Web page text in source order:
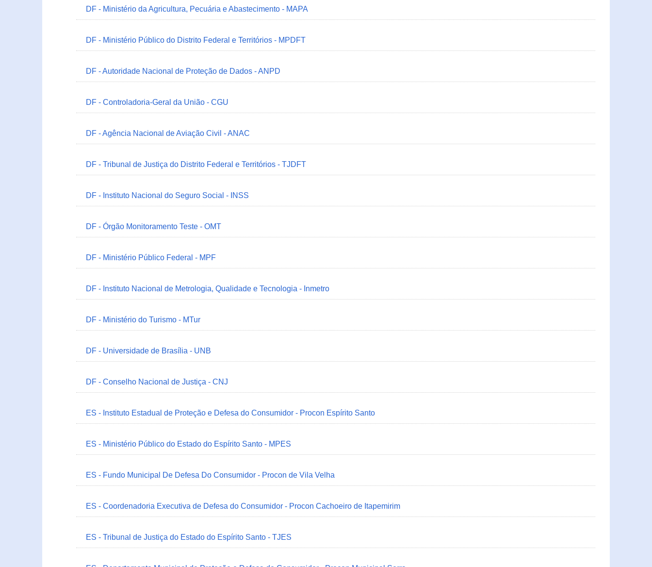
DF - Ministério da Agricultura, Pecuária e Abastecimento - MAPA
DF - Ministério Público do Distrito Federal e Territórios - MPDFT
DF - Autoridade Nacional de Proteção de Dados - ANPD
DF - Controladoria-Geral da União - CGU
DF - Agência Nacional de Aviação Civil - ANAC
DF - Tribunal de Justiça do Distrito Federal e Territórios - TJDFT
DF - Instituto Nacional do Seguro Social - INSS
DF - Órgão Monitoramento Teste - OMT
DF - Ministério Público Federal - MPF
DF - Instituto Nacional de Metrologia, Qualidade e Tecnologia - Inmetro
DF - Ministério do Turismo - MTur
DF - Universidade de Brasília - UNB
DF - Conselho Nacional de Justiça - CNJ
ES - Instituto Estadual de Proteção e Defesa do Consumidor - Procon Espírito Santo
ES - Ministério Público do Estado do Espírito Santo - MPES
ES - Fundo Municipal De Defesa Do Consumidor - Procon de Vila Velha
ES - Coordenadoria Executiva de Defesa do Consumidor - Procon Cachoeiro de Itapemirim
ES - Tribunal de Justiça do Estado do Espírito Santo - TJES